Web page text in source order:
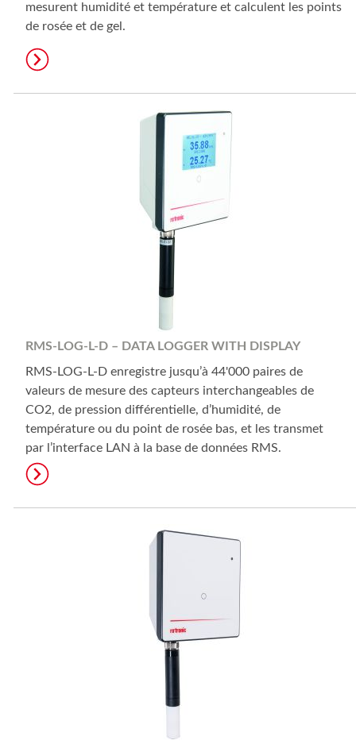
mesurent humidité et température et calculent les points
de rosée et de gel.
RMS-LOG-L-D – DATA LOGGER WITH DISPLAY
RMS-LOG-L-D enregistre jusqu’à 44'000 paires de
valeurs de mesure des capteurs interchangeables de
CO2, de pression différentielle, d’humidité, de
température ou du point de rosée bas, et les transmet
par l’interface LAN à la base de données RMS.